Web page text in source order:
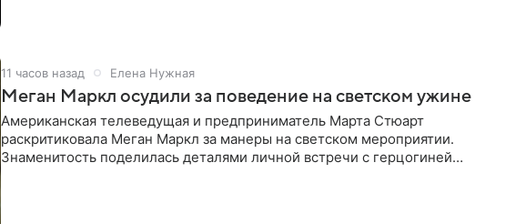
11 часов назад Елена Нужная
Меган Маркл осудили за поведение на светском ужине
Американская телеведущая и предприниматель Марта Стюарт
раскритиковала Меган Маркл за манеры на светском мероприятии.
Знаменитость поделилась деталями личной встречи с герцогиней